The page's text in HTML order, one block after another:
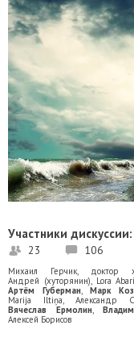
Участники дискуссии:
23 106
Михаил Герчик, доктор
Андрей (хуторянин), Lora
Артём Губерман, Марк
Marija Iltiņa,Александр
Вячеслав Ермолин,
Алексей Борисов